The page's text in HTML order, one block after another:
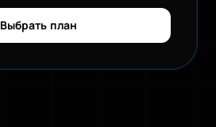
Выбрать план